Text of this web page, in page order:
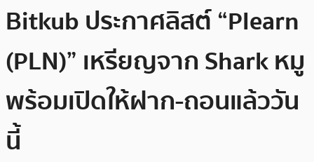
Bitkub ประกาศลิสต์ “Plearn
(PLN)” เหรียญจาก Shark หมู
พร้อมเปิดให้ฝาก-ถอนแล้ววัน
นี้